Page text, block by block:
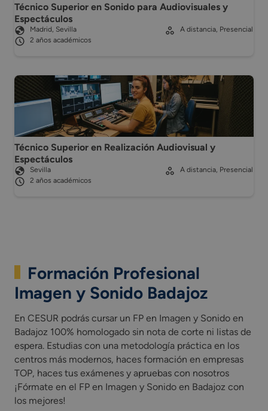
Técnico Superior en Sonido para Audiovisuales y
Espectáculos
Madrid, Sevilla
2 años académicos
A distancia, Presencial
Técnico Superior en Realización Audiovisual y
Espectáculos
Sevilla
2 años académicos
A distancia, Presencial
Formación Profesional
Imagen y Sonido Badajoz
En CESUR podrás cursar un FP en Imagen y Sonido en
Badajoz 100% homologado sin nota de corte ni listas de
espera. Estudias con una metodología práctica en los
centros más modernos, haces formación en empresas
TOP, haces tus exámenes y apruebas con nosotros
¡Fórmate en el FP en Imagen y Sonido en Badajoz con
los mejores!